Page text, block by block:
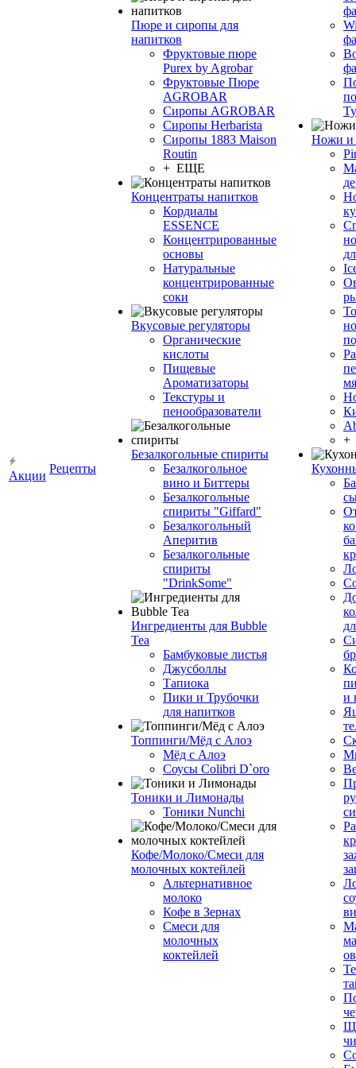
Акции
Рецепты
Пюре и сиропы для
напитков
Фруктовые пюре
Purex by Agrobar
Фруктовые Пюре
AGROBAR
Сиропы AGROBAR
Сиропы Herbarista
Сиропы 1883 Maison
Routin
+ ЕЩЕ
Концентраты напитков
Кордиалы
ESSENCE
Концентрированные
основы
Натуральные
концентрированные
соки
Вкусовые регуляторы
Органические
кислоты
Пищевые
Ароматизаторы
Текстуры и
пенообразователи
Безалкогольные спириты
Безалкогольное
вино и Биттеры
Безалкогольные
спириты "Giffard"
Безалкогольный
Аперитив
Безалкогольные
спириты
"DrinkSome"
Ингредиенты для Bubble
Tea
Бамбуковые листья
Джусболлы
Тапиока
Пики и Трубочки
для напитков
Топпинги/Мёд с Алоэ
Мёд с Алоэ
Соусы Colibri D`oro
Тоники и Лимонады
Тоники Nunchi
Кофе/Молоко/Смеси для
молочных коктейлей
Альтернативное
молоко
Кофе в Зернах
Смеси для
молочных
коктейлей
Ножи и
+
и